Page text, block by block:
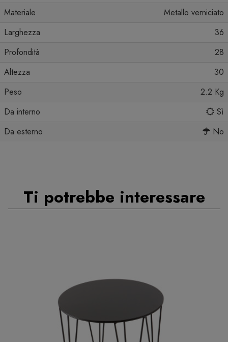
Materiale
Metallo verniciato
Larghezza
36
Profondità
28
Altezza
30
Peso
2.2 Kg
Da interno
Sì
Da esterno
No
Ti potrebbe interessare